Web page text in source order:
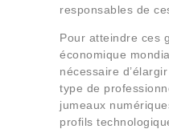
responsables de
Pour atteindre ces
économique
nécessaire
type de
jumeaux
profils